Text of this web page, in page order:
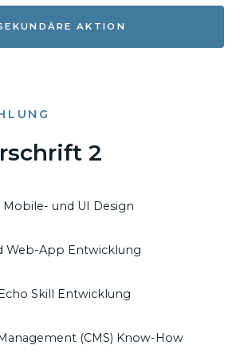
AKTION
2
Mobile- und UI Design
Web-App Entwicklung
Skill Entwicklung
(CMS) Know-How